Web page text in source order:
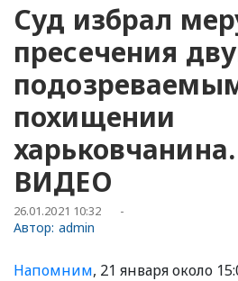
Суд избрал
пресечения
похищении
ВИДЕО
26.01.2021 10:32 -
Автор: admin
Напомним, 21 января около